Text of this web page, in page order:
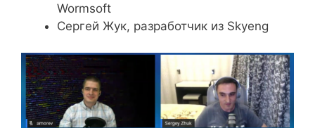
Wormsoft
Сергей Жук, разработчик из Skyeng